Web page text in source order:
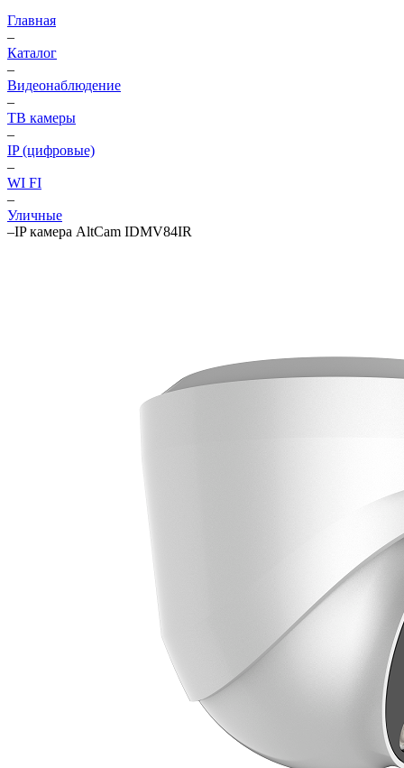
Главная
–
Каталог
–
Видеонаблюдение
–
ТВ камеры
–
IP (цифровые)
–
WI FI
–
Уличные
–IP камера AltCam IDMV84IR